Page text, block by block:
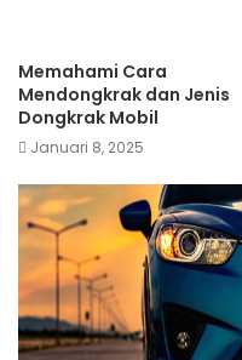
Memahami Cara
Mendongkrak dan Jenis
Dongkrak Mobil
Januari 8, 2025